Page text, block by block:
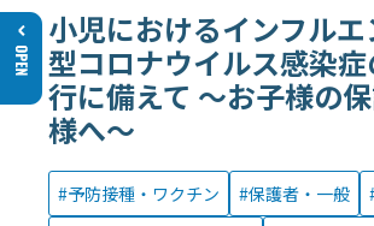
小児におけるインフル
型コロナウイルス感染
行に備えて ～お子様の
様へ～
予防接種・ワクチン 保護者・一般